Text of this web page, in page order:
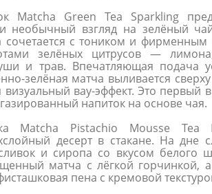
Matcha Green Tea Sparkling
необычный взгляд на зелёный
сочетается с тоником и
зелёных цитрусов —
и трав. Впечатляющая подача
зелёная матча выливается
визуальный вау-эффект. Это первый
напиток на основе чая.
Matcha Pistachio Mousse
десерт в стакане. На дне
и сиропа со вкусом белого
матча с лёгкой горчинкой, а
пена с кремовой